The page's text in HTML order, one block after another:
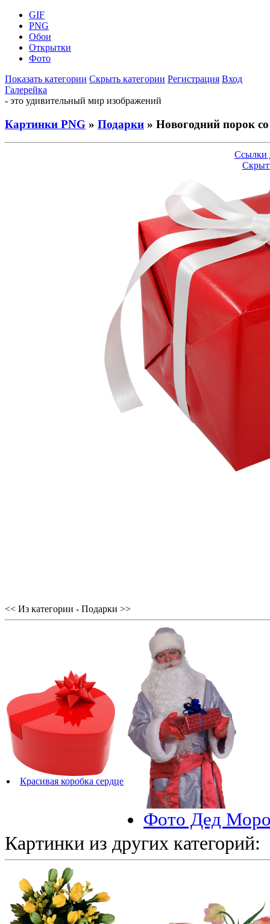
GIF
PNG
Обои
Открытки
Фото
Показать категории Скрыть категории Регистрация Вход
Галерейка
- это удивительный мир изображений
Картинки PNG » Подарки » Новогодний порок
Ссылки
<< Из категории - Подарки >>
Красивая коробка сердце
Фото Дед
Картинки из других категорий: